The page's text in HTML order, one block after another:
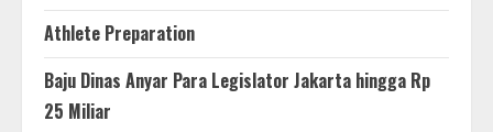
Athlete Preparation
Baju Dinas Anyar Para Legislator Jakarta hingga Rp
25 Miliar